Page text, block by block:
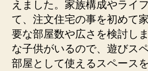
えました。家族構成やライ
て、注文住宅の事を初めて
要な部屋数や広さを検討し
な子供がいるので、遊びス
部屋として使えるスペース